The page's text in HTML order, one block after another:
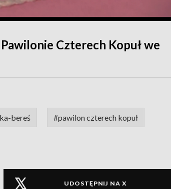
Czterech Kopuł we
bereś #pawilon czterech kopuł
UDOSTĘPNIJ NA X